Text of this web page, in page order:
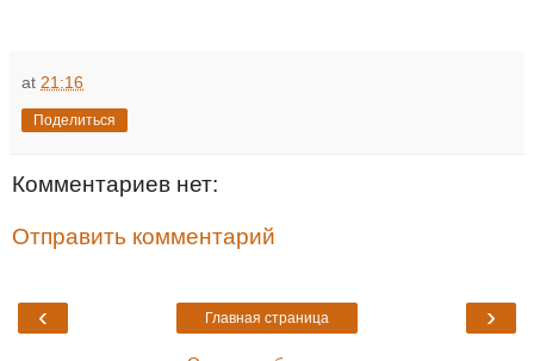
at 21:16
Поделиться
Комментариев нет:
Отправить комментарий
‹ ›
Главная страница